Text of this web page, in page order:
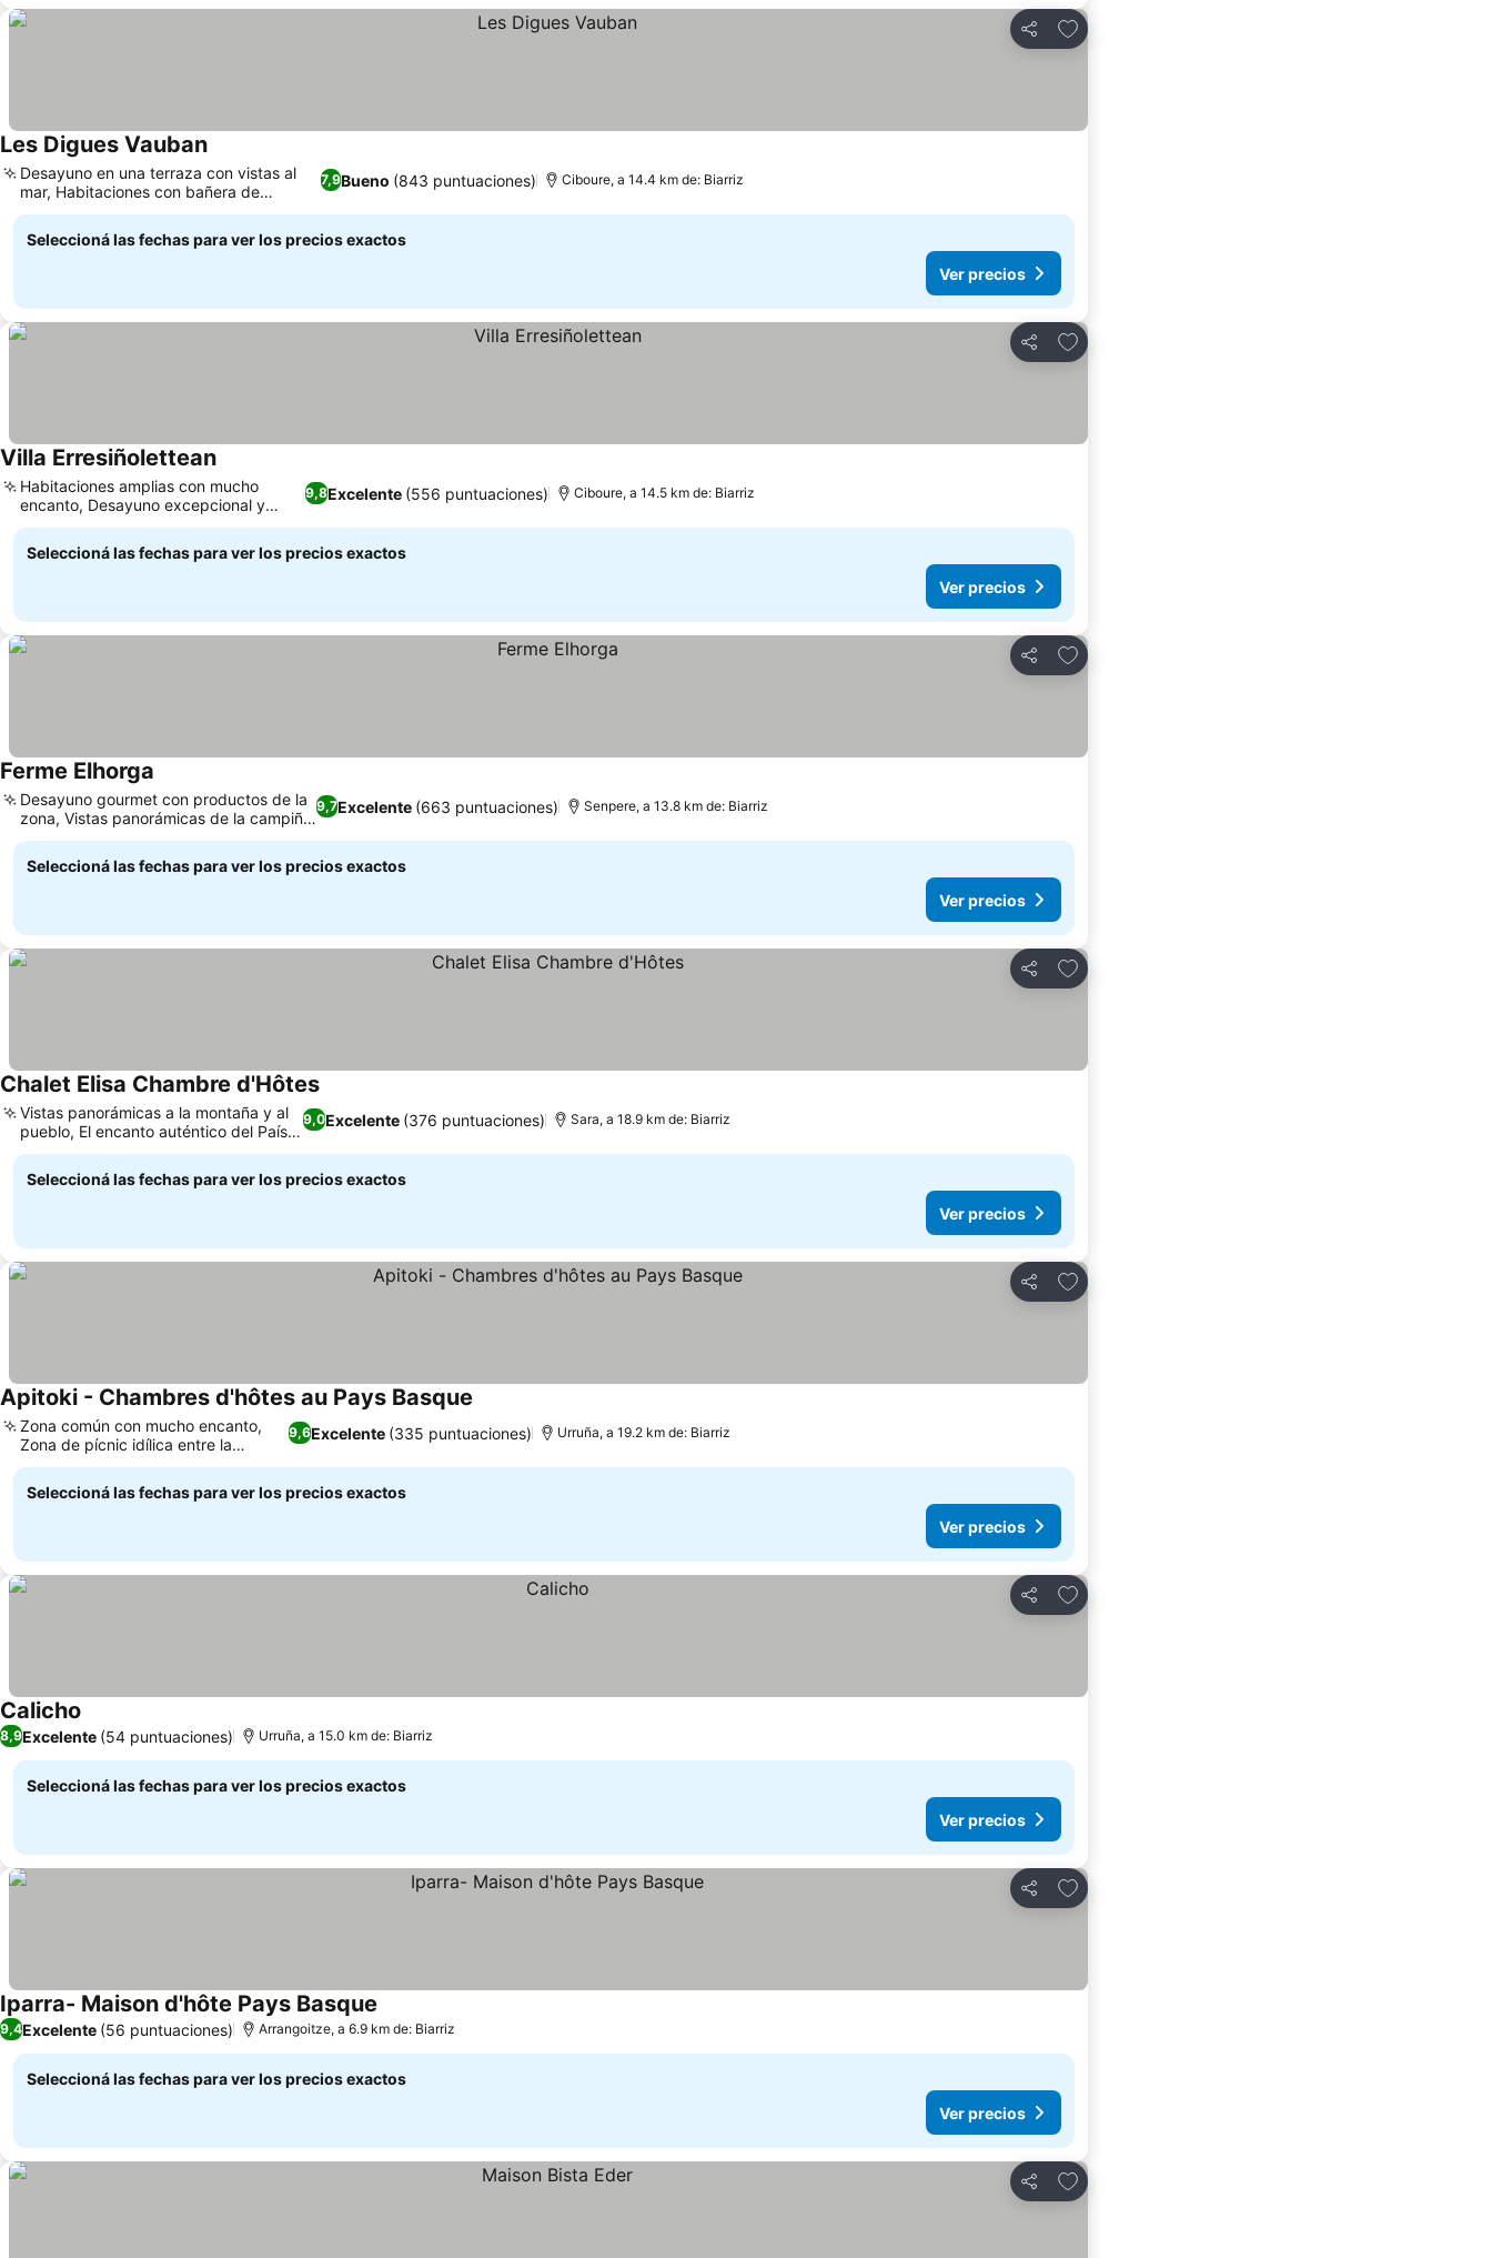
Compartir
Añadir a favoritos
Les Digues Vauban
7,9Bueno (843 puntuaciones)
Desayuno en una terraza con vistas al
mar, Habitaciones con bañera de
hidromasaje
Ciboure, a 14.4 km de: Biarriz
Seleccioná las fechas para ver los precios exactos
Ver precios
Compartir
Añadir a favoritos
Villa Erresiñolettean
9,8Excelente (556 puntuaciones)
Habitaciones amplias con mucho
encanto, Desayuno excepcional y
personalizado
Ciboure, a 14.5 km de: Biarriz
Seleccioná las fechas para ver los precios exactos
Ver precios
Compartir
Añadir a favoritos
Ferme Elhorga
9,7Excelente (663 puntuaciones)
Desayuno gourmet con productos de la
zona, Vistas panorámicas de la campiña
vasca
Senpere, a 13.8 km de: Biarriz
Seleccioná las fechas para ver los precios exactos
Ver precios
Compartir
Añadir a favoritos
Chalet Elisa Chambre d'Hôtes
9,0Excelente (376 puntuaciones)
Vistas panorámicas a la montaña y al
pueblo, El encanto auténtico del País
Vasco
Sara, a 18.9 km de: Biarriz
Seleccioná las fechas para ver los precios exactos
Ver precios
Compartir
Añadir a favoritos
Apitoki - Chambres d'hôtes au Pays Basque
9,6Excelente (335 puntuaciones)
Zona común con mucho encanto,
Zona de pícnic idílica entre la
vegetación
Urruña, a 19.2 km de: Biarriz
Seleccioná las fechas para ver los precios exactos
Ver precios
Compartir
Añadir a favoritos
Calicho
8,9Excelente (54 puntuaciones) Urruña, a 15.0 km de: Biarriz
Seleccioná las fechas para ver los precios exactos
Ver precios
Compartir
Añadir a favoritos
Iparra- Maison d'hôte Pays Basque
9,4Excelente (56 puntuaciones) Arrangoitze, a 6.9 km de: Biarriz
Seleccioná las fechas para ver los precios exactos
Ver precios
Compartir
Añadir a favoritos